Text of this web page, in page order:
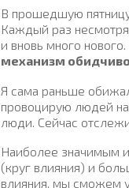
В прошедшую
Каждый раз несмотря
и вновь много
механизм
Я сама раньше
провоцирую людей
люди. Сейчас
Наиболее значимым
(круг влияния) и
влияния, мы сможем